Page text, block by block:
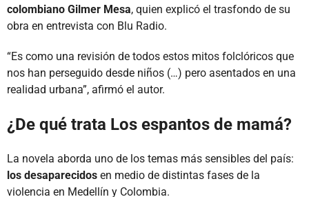
colombiano Gilmer Mesa, quien explicó el trasfondo de su
obra en entrevista con Blu Radio.
“Es como una revisión de todos estos mitos folclóricos que
nos han perseguido desde niños (…) pero asentados en una
realidad urbana”, afirmó el autor.
¿De qué trata Los espantos de mamá?
La novela aborda uno de los temas más sensibles del país:
los desaparecidos en medio de distintas fases de la
violencia en Medellín y Colombia.